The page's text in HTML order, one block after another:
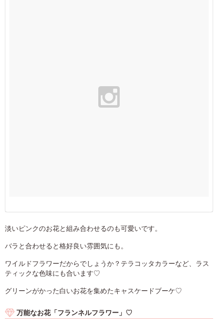
淡いピンクのお花と組み合わせるのも可愛いです。
バラと合わせると格好良い雰囲気にも。
ワイルドフラワーだからでしょうか？テラコッタカラーなど、ラス
ティックな色味にも合います♡
グリーンがかった白いお花を集めたキャスケードブーケ♡
万能なお花「フランネルフラワー」♡